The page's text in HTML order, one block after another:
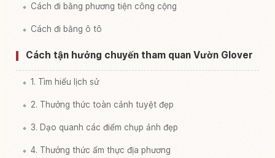
Cách đi bằng phương tiện công cộng
Cách đi bằng ô tô
Cách tận hưởng chuyến tham quan Vườn Glover
1. Tìm hiểu lịch sử
2. Thưởng thức toàn cảnh tuyệt đẹp
3. Dạo quanh các điểm chụp ảnh đẹp
4. Thưởng thức ẩm thực địa phương